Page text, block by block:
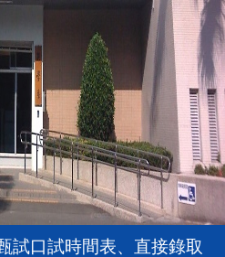
試口試時間表、直接錄取